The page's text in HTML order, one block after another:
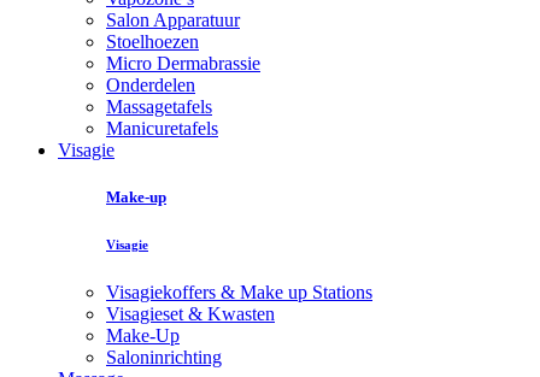
Salon Apparatuur
Stoelhoezen
Micro Dermabrassie
Onderdelen
Massagetafels
Manicuretafels
Visagie
Make-up
Visagie
Visagiekoffers & Make up Stations
Visagieset & Kwasten
Make-Up
Saloninrichting